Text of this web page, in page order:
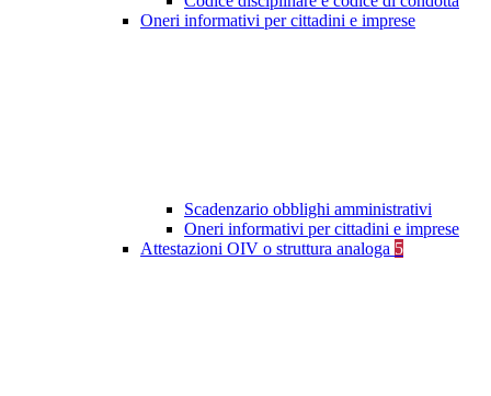
Oneri informativi per cittadini e imprese
Scadenzario obblighi amministrativi
Oneri informativi per cittadini e imprese
Attestazioni OIV o struttura analoga 5